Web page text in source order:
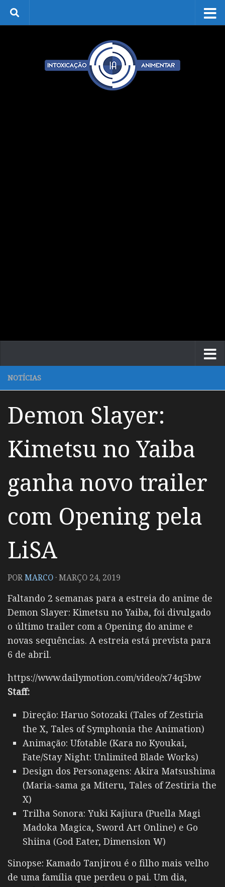
Skip to content
NOTÍCIAS
Demon Slayer:
Kimetsu no Yaiba
ganha novo trailer
com Opening pela
LiSA
PORMARCO ·MARÇO 24, 2019
Faltando 2 semanas para a estreia do anime de
Demon Slayer: Kimetsu no Yaiba, foi divulgado
o último trailer com a Opening do anime e
novas sequências. A estreia está prevista para
6 de abril.
https://www.dailymotion.com/video/x74q5bw
Staff:
Direção: Haruo Sotozaki (Tales of Zestiria
the X, Tales of Symphonia the Animation)
Animação: Ufotable (Kara no Kyoukai,
Fate/Stay Night: Unlimited Blade Works)
Design dos Personagens: Akira Matsushima
(Maria-sama ga Miteru, Tales of Zestiria the
X)
Trilha Sonora: Yuki Kajiura (Puella Magi
Madoka Magica, Sword Art Online) e Go
Shiina (God Eater, Dimension W)
Sinopse: Kamado Tanjirou é o filho mais velho
de uma família que perdeu o pai. Um dia,